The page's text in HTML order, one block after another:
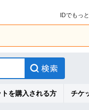
IDでもっ
を購入される方 チケ